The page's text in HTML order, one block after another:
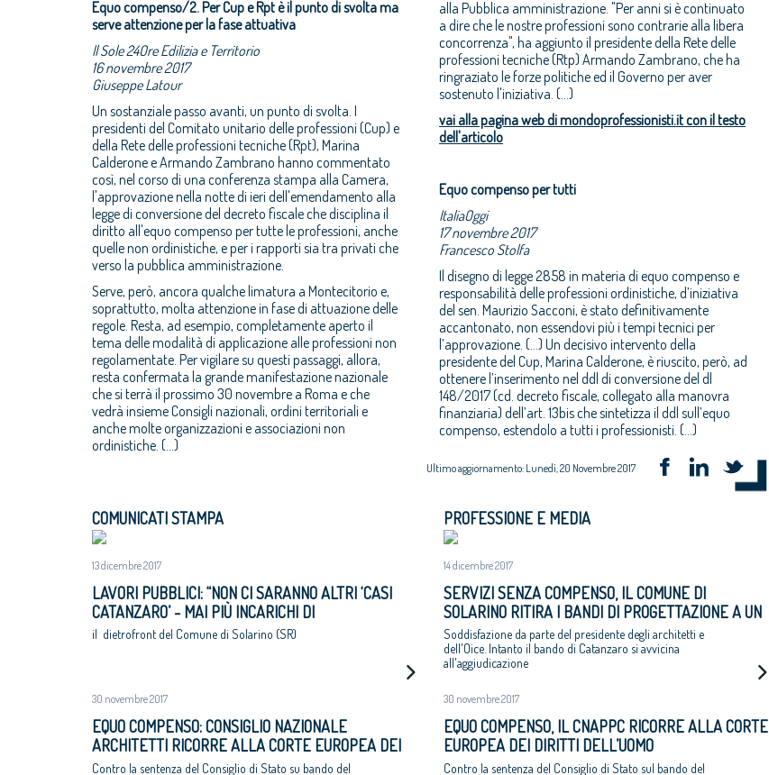
Equo compenso/2. Per Cup e Rpt è il punto di svolta ma
serve attenzione per la fase attuativa
Il Sole 24Ore Edilizia e Territorio
16 novembre 2017
Giuseppe Latour
Un sostanziale passo avanti, un punto di svolta. I
presidenti del Comitato unitario delle professioni (Cup) e
della Rete delle professioni tecniche (Rpt), Marina
Calderone e Armando Zambrano hanno commentato
così, nel corso di una conferenza stampa alla Camera,
l'approvazione nella notte di ieri dell'emendamento alla
legge di conversione del decreto fiscale che disciplina il
diritto all'equo compenso per tutte le professioni, anche
quelle non ordinistiche, e per i rapporti sia tra privati che
verso la pubblica amministrazione.
Serve, però, ancora qualche limatura a Montecitorio e,
soprattutto, molta attenzione in fase di attuazione delle
regole. Resta, ad esempio, completamente aperto il
tema delle modalità di applicazione alle professioni non
regolamentate. Per vigilare su questi passaggi, allora,
resta confermata la grande manifestazione nazionale
che si terrà il prossimo 30 novembre a Roma e che
vedrà insieme Consigli nazionali, ordini territoriali e
anche molte organizzazioni e associazioni non
ordinistiche. (...)
alla Pubblica amministrazione. "Per anni si è continuato
a dire che le nostre professioni sono contrarie alla libera
concorrenza", ha aggiunto il presidente della Rete delle
professioni tecniche (Rtp) Armando Zambrano, che ha
ringraziato le forze politiche ed il Governo per aver
sostenuto l'iniziativa. (...)
vai alla pagina web di mondoprofessionisti.it con il testo
dell'articolo
Equo compenso per tutti
ItaliaOggi
17 novembre 2017
Francesco Stolfa
Il disegno di legge 2858 in materia di equo compenso e
responsabilità delle professioni ordinistiche, d’iniziativa
del sen. Maurizio Sacconi, è stato definitivamente
accantonato, non essendovi più i tempi tecnici per
l’approvazione. (...) Un decisivo intervento della
presidente del Cup, Marina Calderone, è riuscito, però, ad
ottenere l’inserimento nel ddl di conversione del dl
148/2017 (cd. decreto fiscale, collegato alla manovra
finanziaria) dell’art. 13bis che sintetizza il ddl sull’equo
compenso, estendolo a tutti i professionisti. (...)
Ultimo aggiornamento: Lunedì, 20 Novembre 2017
COMUNICATI STAMPA
13 dicembre 2017
LAVORI PUBBLICI: “NON CI SARANNO ALTRI ‘CASI
CATANZARO’ - MAI PIÙ INCARICHI DI
PROGETTAZIONE AD UN EURO”
il dietrofront del Comune di Solarino (SR)
30 novembre 2017
EQUO COMPENSO: CONSIGLIO NAZIONALE
ARCHITETTI RICORRE ALLA CORTE EUROPEA DEI
DIRITTI DELL’UOMO
Contro la sentenza del Consiglio di Stato su bando del
PROFESSIONE E MEDIA
14 dicembre 2017
SERVIZI SENZA COMPENSO, IL COMUNE DI
SOLARINO RITIRA I BANDI DI PROGETTAZIONE A UN
EURO
Soddisfazione da parte del presidente degli architetti e
dell'Oice. Intanto il bando di Catanzaro si avvicina
all'aggiudicazione
30 novembre 2017
EQUO COMPENSO, IL CNAPPC RICORRE ALLA CORTE
EUROPEA DEI DIRITTI DELL’UOMO
Contro la sentenza del Consiglio di Stato sul bando del